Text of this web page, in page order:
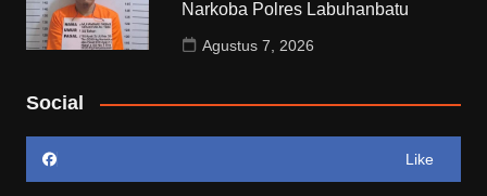
Narkoba Polres Labuhanbatu
Agustus 7, 2026
Social
Like